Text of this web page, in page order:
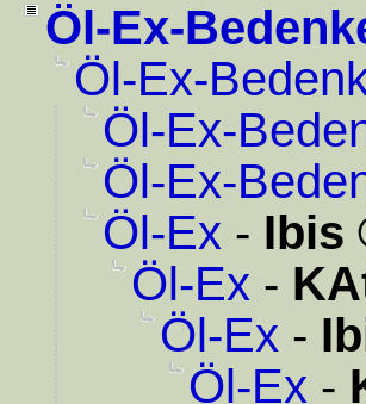
Öl-Ex-
Öl-Ex-
Öl-Ex-
Öl-Ex-
Öl-Ex - Ibis
Öl-Ex -
Öl-Ex -
Öl-Ex -